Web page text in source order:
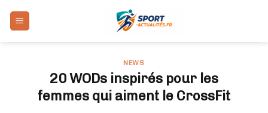
NEWS
20 WODs inspirés pour les
femmes qui aiment le CrossFit